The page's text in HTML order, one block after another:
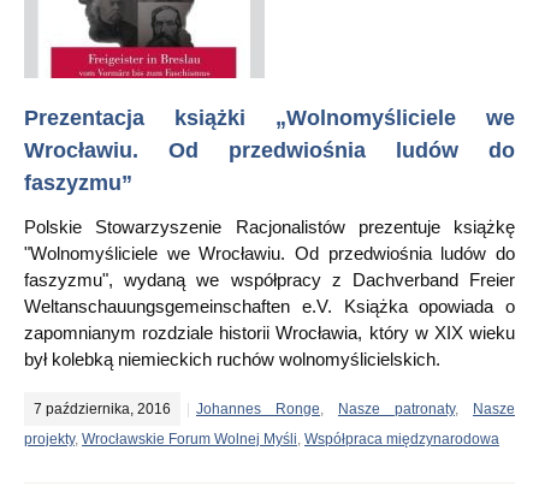
Prezentacja książki „Wolnomyśliciele we
Wrocławiu. Od przedwiośnia ludów do
faszyzmu”
Polskie Stowarzyszenie Racjonalistów prezentuje książkę
"Wolnomyśliciele we Wrocławiu. Od przedwiośnia ludów do
faszyzmu", wydaną we współpracy z Dachverband Freier
Weltanschauungsgemeinschaften e.V. Książka opowiada o
zapomnianym rozdziale historii Wrocławia, który w XIX wieku
był kolebką niemieckich ruchów wolnomyślicielskich.
7 października, 2016 Johannes Ronge, Nasze patronaty,
Nasze
projekty, Wrocławskie Forum Wolnej Myśli, Współpraca międzynarodowa